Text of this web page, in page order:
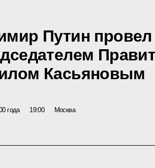
Путин
Касьяновым
года 19:00 Москва